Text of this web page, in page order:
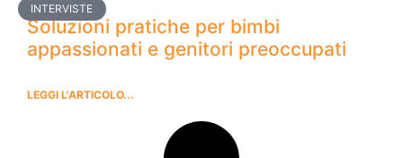
INTERVISTE
Soluzioni pratiche per bimbi
appassionati e genitori preoccupati
LEGGI L'ARTICOLO...